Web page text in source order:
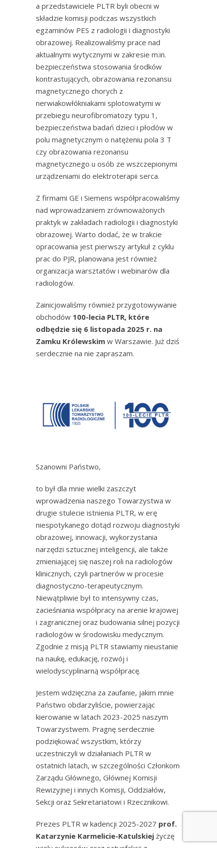
a przedstawiciele PLTR byli obecni w
składzie komisji podczas wszystkich
egzaminów PES z radiologii i diagnostyki
obrazowej. Realizowaliśmy prace nad
aktualnymi wytycznymi w zakresie m.in.
bezpieczeństwa stosowania środków
kontrastujących, obrazowania rezonansu
magnetycznego chorych z
nerwiakowłókniakami splotowatymi w
przebiegu neurofibromatozy typu 1,
bezpieczeństwa badań dzieci i płodów w
polu magnetycznym o natężeniu pola 3 T
czy obrazowania rezonansu
magnetycznego u osób ze wszczepionymi
urządzeniami do elektroterapii serca.
Z firmami GE i Siemens współpracowaliśmy
nad wprowadzaniem zrównoważonych
praktyk w zakładach radiologii i diagnostyki
obrazowej. Warto dodać, że w trakcie
opracowania jest pierwszy artykuł z cyklu
prac do PJR, planowana jest również
organizacja warsztatów i webinarów dla
radiologów.
Zainicjowaliśmy również przygotowywanie
obchodów 100-lecia PLTR, które
odbędzie się 6 listopada 2025 r. na
Zamku Królewskim w Warszawie. Już dziś
serdecznie na nie zapraszam.
Szanowni Państwo,
to był dla mnie wielki zaszczyt
wprowadzenia naszego Towarzystwa w
drugie stulecie istnienia PLTR, w erę
niespotykanego dotąd rozwoju diagnostyki
obrazowej, innowacji, wykorzystania
narzędzi sztucznej inteligencji, ale także
zmieniającej się naszej roli na radiologów
klinicznych, czyli partnerów w procesie
diagnostyczno-terapeutycznym.
Niewątpliwie był to intensywny czas,
zacieśniania współpracy na arenie krajowej
i zagranicznej oraz budowania silnej pozycji
radiologów w środowisku medycznym.
Zgodnie z misją PLTR stawiamy nieustanie
na naukę, edukację, rozwój i
wielodyscyplinarną współpracę.
Jestem wdzięczna za zaufanie, jakim mnie
Państwo obdarzyliście, powierzając
kierowanie w latach 2023-2025 naszym
Towarzystwem. Pragnę serdecznie
podziękować wszystkim, którzy
uczestniczyli w działaniach PLTR w
ostatnich latach, w szczególności Członkom
Zarządu Głównego, Głównej Komisji
Rewizyjnej i innych Komisji, Oddziałów,
Sekcji oraz Sekretariatowi i Rzecznikowi.
Prezes PLTR w kadencji 2025-2027 prof.
Katarzynie Karmelicie-Katulskiej życzę